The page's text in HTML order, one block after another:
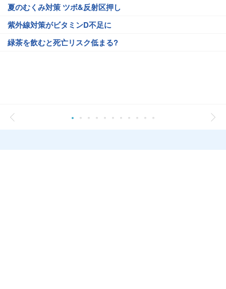
夏のむくみ対策 ツボ&反射区押し
紫外線対策がビタミンD不足に
緑茶を飲むと死亡リスク低まる?